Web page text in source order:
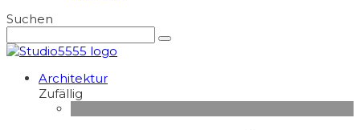
Suchen
Architektur
Zufällig